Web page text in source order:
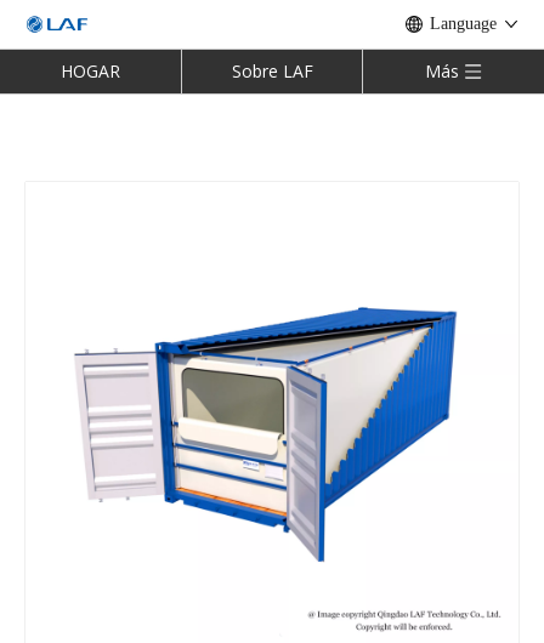
Language
HOGAR Sobre LAF Más